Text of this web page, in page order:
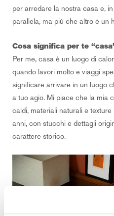
per arredare la nostra casa e,
parallela, ma più che altro è un
Cosa significa per te
Per me, casa è un luogo di
quando lavori molto e viaggi
significare arrivare in un luogo
a tuo agio. Mi piace che la mia
caldi, materiali naturali e
anni, con stucchi e dettagli
carattere storico.